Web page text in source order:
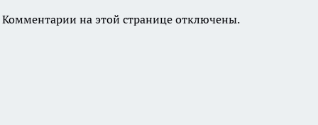
Комментарии на этой странице отключены.